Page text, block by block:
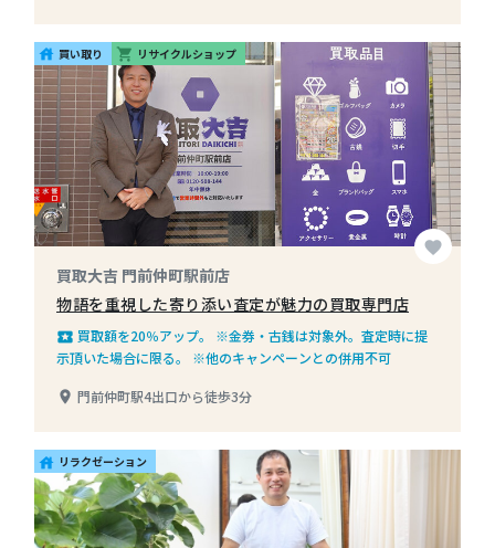
house 買い取り shopping_cart リサイクルショップ
favorite
買取大吉 門前仲町駅前店
物語を重視した寄り添い査定が魅力の買取専門店
local_play 買取額を20％アップ。 ※金券・古銭は対象外。査定時に提
示頂いた場合に限る。 ※他のキャンペーンとの併用不可
place 門前仲町駅4出口から徒歩3分
house リラクゼーション